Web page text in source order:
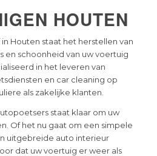
HOUTEN
Houten staat het herstellen van
en schoonheid van uw voertuig
in het leveren van
en car cleaning op
als zakelijke klanten.
staat klaar om uw
Of het nu gaat om een simpele
uitgebreide auto interieur
dat uw voertuig er weer als